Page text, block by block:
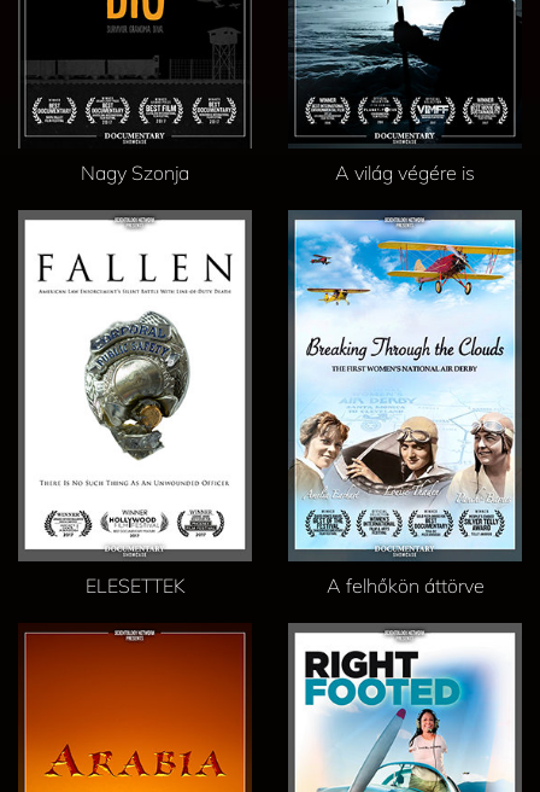
Nagy Szonja A világ végére is
ELESETTEK A felhőkön áttörve